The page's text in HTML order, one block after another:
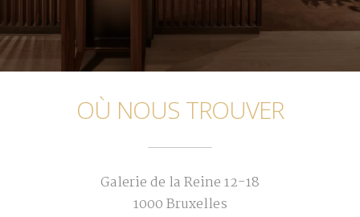
OÙ NOUS TROUVER
Galerie de la Reine 12-18
1000 Bruxelles